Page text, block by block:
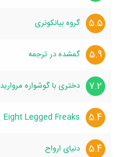
5.5 گروه بیانکونری
5.9 گمشده در ترجمه
7.2 دختری با گوشواره مروارید
5.4
Eight Legged Freaks
5.4 دنیای ارواح